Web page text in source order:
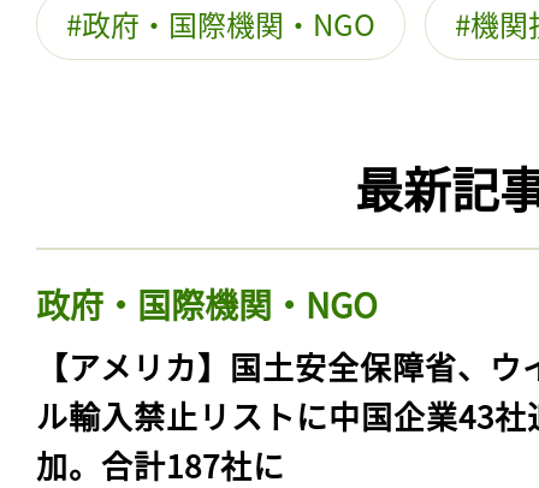
政府・国際機関・NGO 機関
最新記
政府・国際機関・NGO
【アメリカ】国土安全保障省、ウ
ル輸入禁止リストに中国企業43社
加。合計187社に